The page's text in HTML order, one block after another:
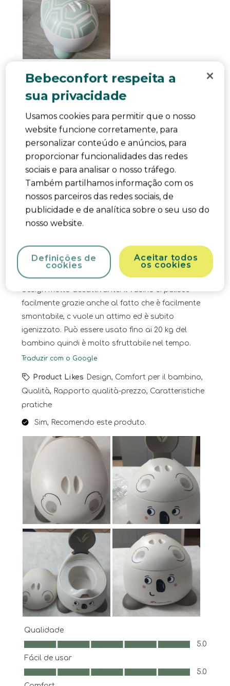
Bebeconfort respeita a
sua privacidade
Usamos cookies para permitir que o nosso
website funcione corretamente, para
personalizar conteúdo e anúncios, para
proporcionar funcionalidades das redes
sociais e para analisar o nosso tráfego.
Também partilhamos informação com os
nossos parceiros das redes sociais, de
publicidade e de analítica sobre o seu uso do
nosso website.
Aceitar todos
os cookies
Definições de
cookies
Qualidade
Qualidade, 5.0 em 5
Fácil de usar
Fácil de usar, 5.0 em 5
Comfort
Comfort, 5.0 em 5
Foi útil? (
5 em 5 estrelas.
vasino con design accattivante
Annamaria19
il prodotto è arrivato integro e ben imballato, ha
attirato subito l'attenzione , sia mia che della
piccola, per la forma del koala e perchè ha un
design molto accattivante. Il vasino si pulisce
facilmente grazie anche al fatto che è facilmente
smontabile, c vuole un attimo ed è subito
igenizzato. Può essere usato fino ai 20 kg del
bambino quindi è molto sfruttabile nel tempo.
Traduzir com o Google
Product Likes Design, Comfort per il bambino,
Qualità, Rapporto qualità-prezzo, Caratteristiche
pratiche
Sim, Recomendo este produto.
Qualidade
Qualidade, 5.0 em 5
5.0
Fácil de usar
Fácil de usar, 5.0 em 5
5.0